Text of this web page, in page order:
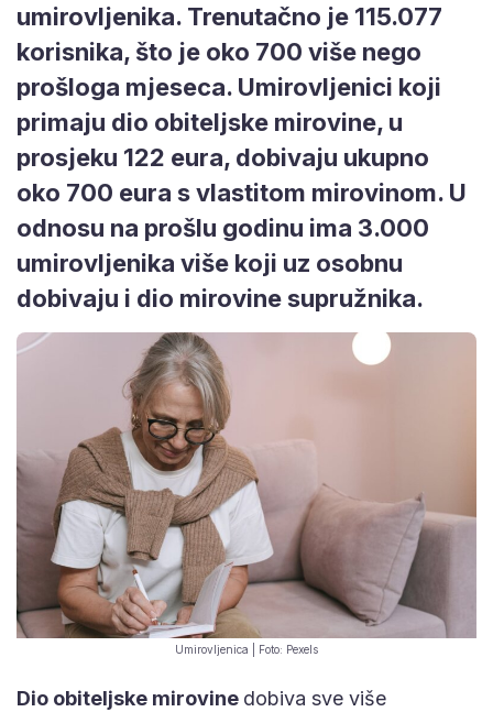
umirovljenika. Trenutačno je 115.077
korisnika, što je oko 700 više nego
prošloga mjeseca. Umirovljenici koji
primaju dio obiteljske mirovine, u
prosjeku 122 eura, dobivaju ukupno
oko 700 eura s vlastitom mirovinom. U
odnosu na prošlu godinu ima 3.000
umirovljenika više koji uz osobnu
dobivaju i dio mirovine supružnika.
Umirovljenica | Foto: Pexels
Dio obiteljske mirovine dobiva sve više